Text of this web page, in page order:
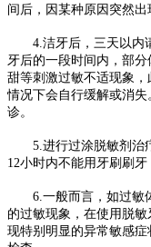
间后，因某种原因突然出
4.洁牙后，三天以内请
牙后的一段时间内，部
甜等刺激过敏不适现象
情况下会自行缓解或消
诊。
5.进行过涂脱敏剂治疗
12小时内不能用牙刷刷牙
6.一般而言，如过敏体
的过敏现象，在使用脱
现特别明显的异常敏感